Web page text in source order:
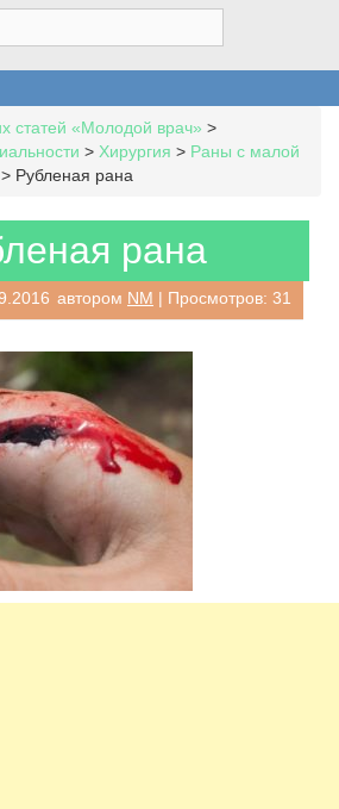
статей «Молодой врач» >
> Хирургия > Раны с малой
> Рубленая рана
рана
автором NM | Просмотров: 31